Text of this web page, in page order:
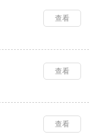
查看
查看
查看